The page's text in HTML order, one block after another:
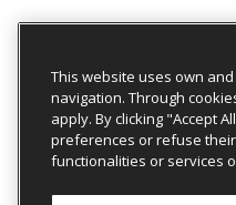
This website uses own
navigation. Through
apply. By clicking "Accept
preferences or refuse
functionalities or services